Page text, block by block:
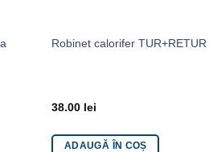
Robinet calorifer TUR+RETUR
38.00 lei
ADAUGĂ ÎN COȘ